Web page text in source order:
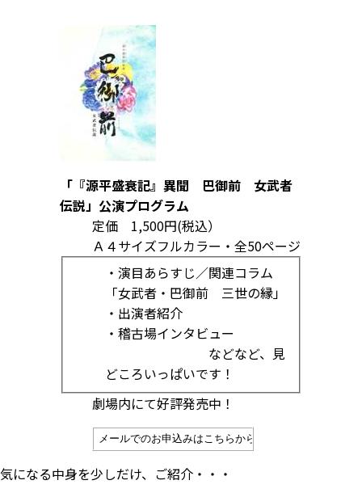
「『源平盛衰記』異聞 巴御前 女武者
伝説」公演プログラム
定価 1,500円(税込）
Ａ４サイズフルカラー・全50ページ
・演目あらすじ／関連コラム
「女武者・巴御前 三世の縁」
・出演者紹介
・稽古場インタビュー
などなど、見
どころいっぱいです！
劇場内にて好評発売中！
気になる中身を少しだけ、ご紹介・・・